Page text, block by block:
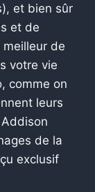
et bien sûr
et de
de
votre vie
comme on
leurs
de la
exclusif